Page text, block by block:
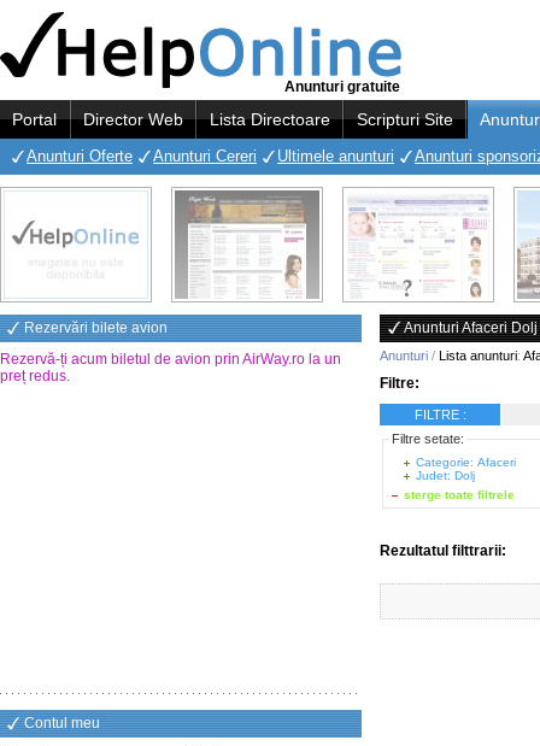
Anunturi gratuite
Portal Director Web Lista Directoare Scripturi Site
Anunturi Oferte Anunturi Cereri Ultimele anunturi Anunturi
Rezervări bilete avion
Rezervă-ți acum biletul de avion prin AirWay.ro la un
preț redus.
Contul meu
Anunturi Afaceri Dolj
Anunturi / Lista anunturi:
Filtre:
FILTRE :
Filtre setate:
Categorie: Afaceri
Judet: Dolj
sterge toate filtrele
Rezultatul filttrarii: